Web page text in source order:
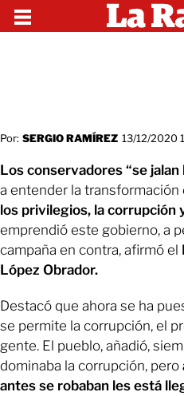
Por: SERGIO RAMÍREZ 13/12/2020
Los conservadores “se jalan
a entender la transformación
los privilegios, la corrupción
emprendió este gobierno, a
campaña en contra, afirmó el
López Obrador.
Destacó que ahora se ha
se permite la corrupción, el
gente. El pueblo, añadió,
dominaba la corrupción, pero
antes se robaban les está